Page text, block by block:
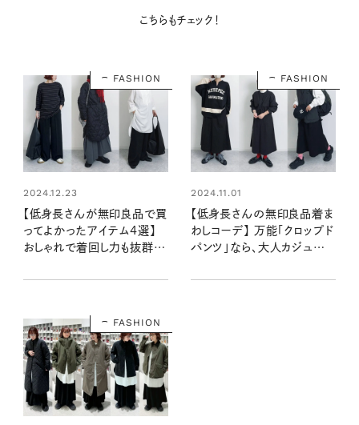
こちらもチェック！
FASHION
2024.12.23
【低身長さんが無印良品で買
ってよかったアイテム4選】
おしゃれで着回し力も抜群な
FASHION
2024.11.01
【低身長さんの無印良品着ま
わしコーデ】 万能「クロップド
パンツ」なら、大人カジュア
FASHION